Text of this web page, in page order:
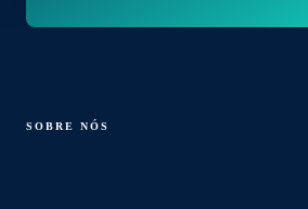
SOBRE NÓS